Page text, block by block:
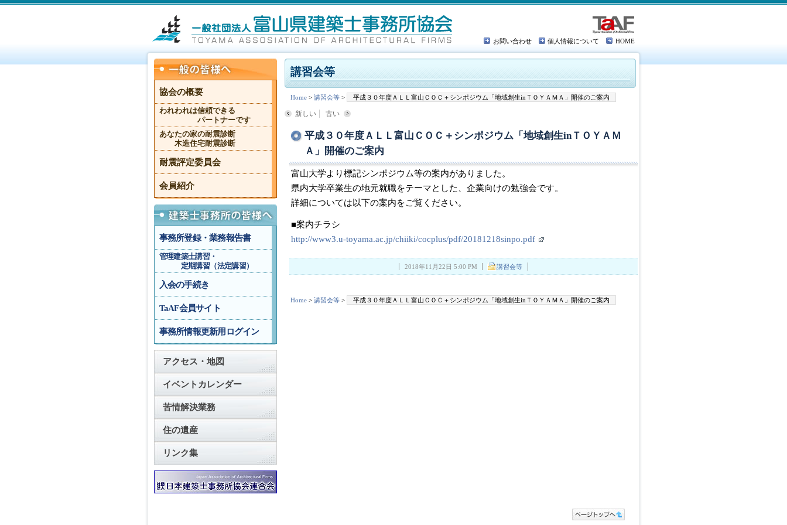
お問い合わせ 個人情報について HOME
講習会等
Home > 講習会等 > 平成３０年度ＡＬＬ富山ＣＯＣ＋シンポジウム「地域創生inＴＯＹＡＭＡ」開催のご案内
新しい 古い
平成３０年度ＡＬＬ富山ＣＯＣ＋シンポジウム「地域創生inＴＯＹＡＭ
Ａ」開催のご案内
富山大学より標記シンポジウム等の案内がありました。
県内大学卒業生の地元就職をテーマとした、企業向けの勉強会です。
詳細については以下の案内をご覧ください。
■案内チラシ
http://www3.u-toyama.ac.jp/chiiki/cocplus/pdf/20181218sinpo.pdf
2018年11月22日 5:00 PM 講習会等
Home > 講習会等 > 平成３０年度ＡＬＬ富山ＣＯＣ＋シンポジウム「地域創生inＴＯＹＡＭＡ」開催のご案内
協会の概要
われわれは信頼できる
パートナーです
あなたの家の耐震診断
木造住宅耐震診断
耐震評定委員会
会員紹介
事務所登録・業務報告書
管理建築士講習・
定期講習（法定講習）
入会の手続き
TaAF会員サイト
事務所情報更新用ログイン
アクセス・地図
イベントカレンダー
苦情解決業務
住の遺産
リンク集